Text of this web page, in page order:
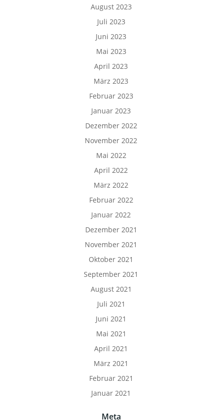
August 2023
Juli 2023
Juni 2023
Mai 2023
April 2023
März 2023
Februar 2023
Januar 2023
Dezember 2022
November 2022
Mai 2022
April 2022
März 2022
Februar 2022
Januar 2022
Dezember 2021
November 2021
Oktober 2021
September 2021
August 2021
Juli 2021
Juni 2021
Mai 2021
April 2021
März 2021
Februar 2021
Januar 2021
Meta